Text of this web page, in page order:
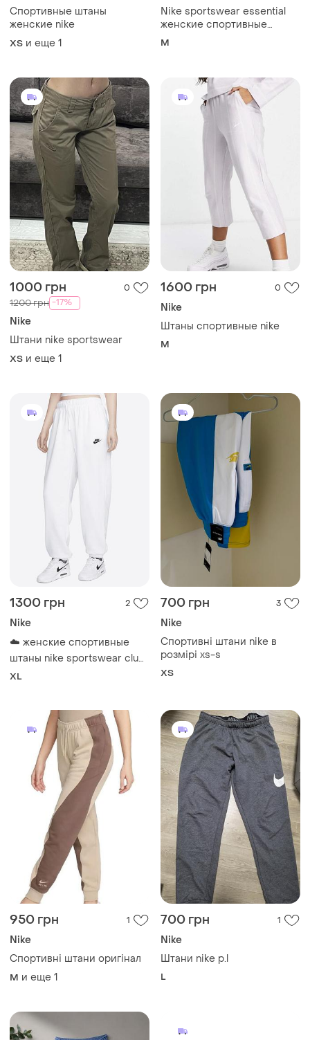
Спортивные штаны
женские nike
ХS и еще 1
Nike sportswear essential
женские спортивные
брюки-джоггеры оригинал!
M
1000 грн 0
1200 грн -17%
Nike
Штани nike sportswear
ХS и еще 1
1600 грн 0
Nike
Штаны спортивные nike
M
1300 грн 2
Nike
☁️ женские спортивные
штаны nike sportswear club
fleece mid-rise oversized
XL
700 грн 3
Nike
Спортивні штани nike в
розмірі xs-s
ХS
950 грн 1
Nike
Спортивні штани оригінал
M и еще 1
700 грн 1
Nike
Штани nike p.l
L